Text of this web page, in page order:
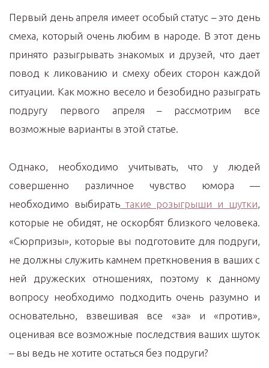
Первый день апреля имеет особый статус – это день
смеха, который очень любим в народе. В этот день
принято разыгрывать знакомых и друзей, что дает
повод к ликованию и смеху обеих сторон каждой
ситуации. Как можно весело и безобидно разыграть
подругу первого апреля – рассмотрим все
возможные варианты в этой статье.
Однако, необходимо учитывать, что у людей
совершенно различное чувство юмора —
необходимо выбиратьтакие розыгрыши и шутки,
которые не обидят, не оскорбят близкого человека.
«Сюрпризы», которые вы подготовите для подруги,
не должны служить камнем преткновения в ваших с
ней дружеских отношениях, поэтому к данному
вопросу необходимо подходить очень разумно и
основательно, взвешивая все «за» и «против»,
оценивая все возможные последствия ваших шуток
– вы ведь не хотите остаться без подруги?